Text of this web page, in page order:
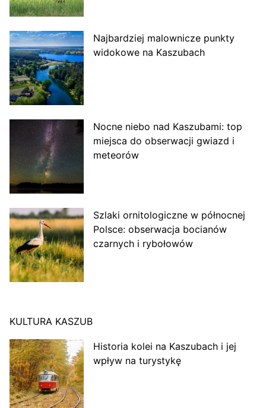
Najbardziej malownicze punkty
widokowe na Kaszubach
Nocne niebo nad Kaszubami: top
miejsca do obserwacji gwiazd i
meteorów
Szlaki ornitologiczne w północnej
Polsce: obserwacja bocianów
czarnych i rybołowów
KULTURA KASZUB
Historia kolei na Kaszubach i jej
wpływ na turystykę